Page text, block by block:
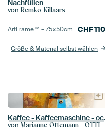
Nachfüllen
von Remko Killaars
ArtFrame™ –75×50cm CHF
Größe & Material selbst wählen
Kaffee
von Marianne Ottemann - OTTI